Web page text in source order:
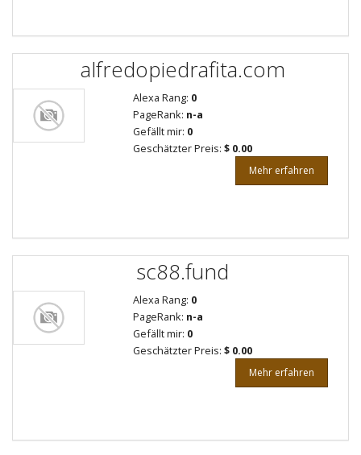
alfredopiedrafita.com
Alexa Rang: 0
PageRank: n-a
Gefällt mir: 0
Geschätzter Preis: $ 0.00
Mehr erfahren
sc88.fund
Alexa Rang: 0
PageRank: n-a
Gefällt mir: 0
Geschätzter Preis: $ 0.00
Mehr erfahren